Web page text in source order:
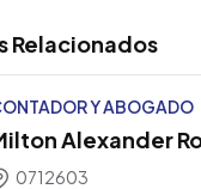
Relacionados
Y ABOGADO
Alexander
0712603